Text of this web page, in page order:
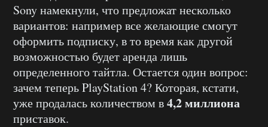
Sony намекнули, что предложат несколько
вариантов: например все желающие смогут
оформить подписку, в то время как другой
возможностью будет аренда лишь
определенного тайтла. Остается один вопрос:
зачем теперь PlayStation 4? Которая, кстати,
уже продалась количеством в4,2 миллиона
приставок.